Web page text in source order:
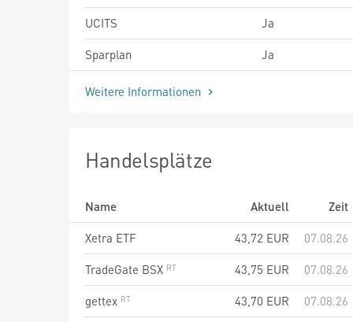
UCITS
Ja
Sparplan
Ja
Weitere Informationen
Handelsplätze
Name Aktuell
Zeit
Xetra ETF
43,72 EUR
07.08.26
TradeGate BSX
43,75 EUR
07.08.26
gettex
43,70 EUR
07.08.26